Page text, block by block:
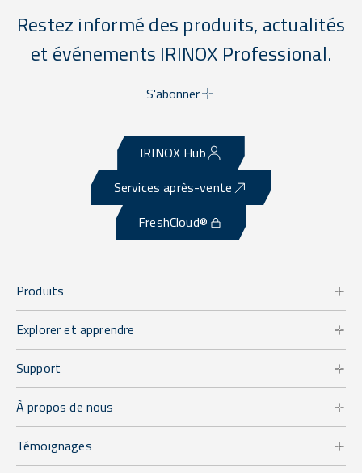
Restez informé des produits, actualités
et événements IRINOX Professional.
S'abonner
IRINOX Hub
Services après-vente
FreshCloud®
Produits
Explorer et apprendre
Support
À propos de nous
Témoignages